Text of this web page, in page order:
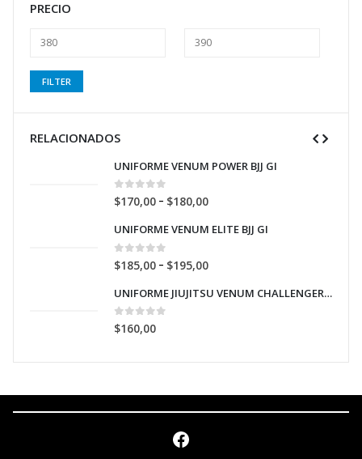
PRECIO
price
priceFILTER
RELACIONADOS
UNIFORME VENUM POWER BJJ GI
0 out of 5
$170,00 – $180,00
UNIFORME VENUM ELITE BJJ GI
0 out of 5
$185,00 – $195,00
UNIFORME JIUJITSU VENUM CHALLENGER 2.0 COLOR ROSADO.
0 out of 5
$160,00
Facebook